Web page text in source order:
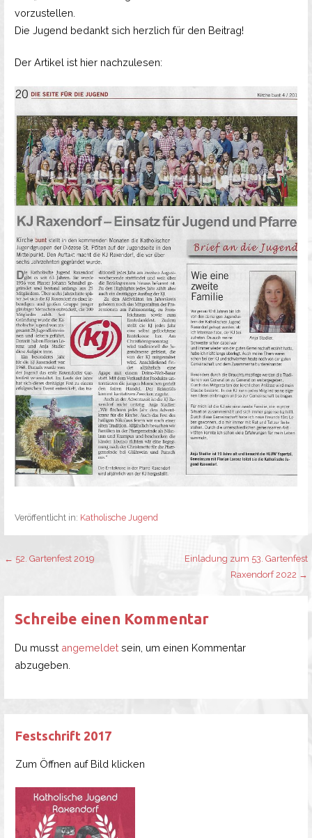
vorzustellen.
Die Jugend bedankt sich herzlich für den Beitrag!
Der Artikel ist hier nachzulesen:
Veröffentlicht in: Katholische Jugend
Beitragsnavigation
← 52. Gartenfest 2019
Einladung zum 53. Gartenfest
Raxendorf 2022 →
Schreibe einen Kommentar
Du musst angemeldetsein, um einen Kommentar
abzugeben.
Festschrift 2017
Zum Öffnen auf Bild klicken